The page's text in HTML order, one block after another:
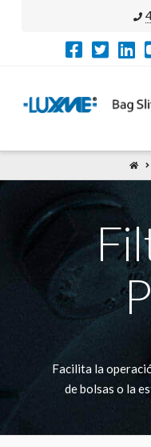
Facilita la
de bolsas o la